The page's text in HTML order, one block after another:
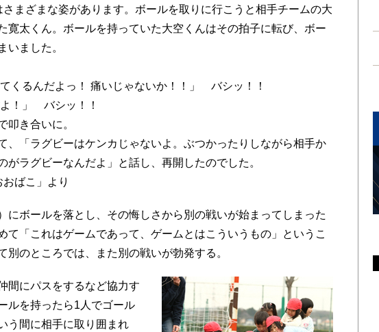
まざまな姿があります。ボールを取りに行こうと相手チームの大
寛太くん。ボールを持っていた大空くんはその拍子に転び、ボー
いました。
くるんだよっ！ 痛いじゃないか！！」 バシッ！！
！」 バシッ！！
叩き合いに。
、「ラグビーはケンカじゃないよ。ぶつかったりしながら相手か
がラグビーなんだよ」と話し、再開したのでした。
ばこ」より
ボールを落とし、その悔しさから別の戦いが始まってしまった
て「これはゲームであって、ゲームとはこういうもの」というこ
別のところでは、また別の戦いが勃発する。
間にパスをするなど協力す
ルを持ったら1人でゴール
う間に相手に取り囲まれ